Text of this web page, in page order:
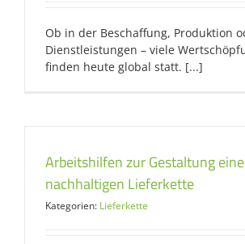
Ob in der Beschaffung, Produktion
Dienstleistungen – viele
finden heute global statt. [...]
Arbeitshilfen zur Gestaltung
nachhaltigen Lieferkette
Kategorien: Lieferkette